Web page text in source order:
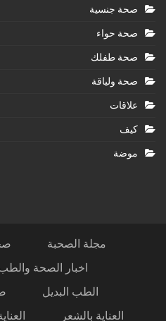
صحة جنسية
صحة حواء
صحة طفلك
صحة ولياقة
علاقات
كيف
موضة
مجلة الصحبة
اخبار الصحة
الطب البديل
العناية بالشعر